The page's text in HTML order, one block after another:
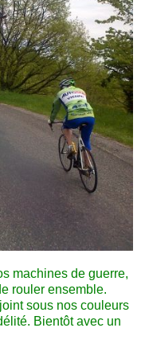
machines de guerre,
rouler ensemble.
sous nos couleurs
Bientôt avec un